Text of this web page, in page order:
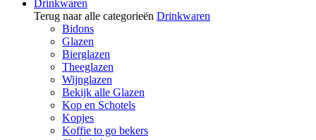
Drinkwaren
Terug naar alle categorieën Drinkwaren
Bidons
Glazen
Bierglazen
Theeglazen
Wijnglazen
Bekijk alle Glazen
Kop en Schotels
Kopjes
Koffie to go bekers